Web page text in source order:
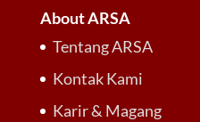
About ARSA
Tentang ARSA
Kontak Kami
Karir & Magang